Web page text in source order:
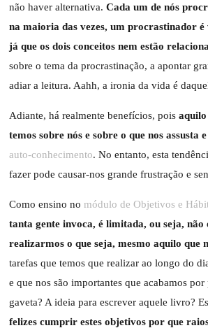
não haver alternativa. Cada um de nós
na maioria das vezes, um procrastinador
já que os dois conceitos nem estão
sobre o tema da procrastinação, a apontar
adiar a leitura. Aahh, a ironia da vida é
Adiante, há realmente benefícios, pois
temos sobre nós e sobre o que nos assusta
auto-conhecimento. No entanto, esta
fazer pode causar-nos grande frustração e
Como ensino no módulo de Objetivos e
tanta gente invoca, é limitada, ou seja,
realizarmos o que seja, mesmo aquilo que
tarefas que temos que realizar ao longo do
e que nos são importantes que acabamos
gaveta? A ideia para escrever aquele livro?
felizes cumprir estes objetivos por que